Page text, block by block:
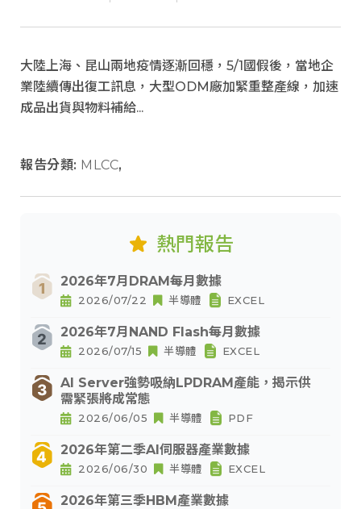
大陸上海、昆山兩地疫情逐漸回穩，5/1國假後，當地企
業陸續傳出復工訊息，大型ODM廠加緊重整產線，加速
成品出貨與物料補給...
報告分類: MLCC,
熱門報告
2026年7月DRAM每月數據
2026/07/22 半導體 EXCEL
2026年7月NAND Flash每月數據
2026/07/15 半導體 EXCEL
AI Server強勢吸納LPDRAM產能，揭示供
需緊張將成常態
2026/06/05 半導體 PDF
2026年第二季AI伺服器產業數據
2026/06/30 半導體 EXCEL
2026年第三季HBM產業數據